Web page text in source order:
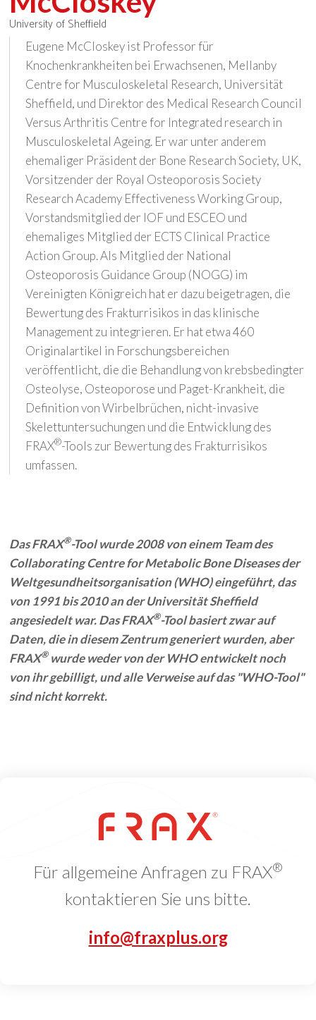
University of Sheffield
Eugene McCloskey ist Professor für
Knochenkrankheiten bei Erwachsenen, Mellanby
Centre for Musculoskeletal Research, Universität
Sheffield, und Direktor des Medical Research Council
Versus Arthritis Centre for Integrated research in
Musculoskeletal Ageing. Er war unter anderem
ehemaliger Präsident der Bone Research Society, UK,
Vorsitzender der Royal Osteoporosis Society
Research Academy Effectiveness Working Group,
Vorstandsmitglied der IOF und ESCEO und
ehemaliges Mitglied der ECTS Clinical Practice
Action Group. Als Mitglied der National
Osteoporosis Guidance Group (NOGG) im
Vereinigten Königreich hat er dazu beigetragen, die
Bewertung des Frakturrisikos in das klinische
Management zu integrieren. Er hat etwa 460
Originalartikel in Forschungsbereichen
veröffentlicht, die die Behandlung von krebsbedingter
Osteolyse, Osteoporose und Paget-Krankheit, die
Definition von Wirbelbrüchen, nicht-invasive
Skelettuntersuchungen und die Entwicklung des
FRAX®-Tools zur Bewertung des Frakturrisikos
umfassen.
Das FRAX®-Tool wurde 2008 von einem Team des
Collaborating Centre for Metabolic Bone Diseases der
Weltgesundheitsorganisation (WHO) eingeführt, das
von 1991 bis 2010 an der Universität Sheffield
angesiedelt war. Das FRAX®-Tool basiert zwar auf
Daten, die in diesem Zentrum generiert wurden, aber
FRAX®wurde weder von der WHO entwickelt noch
von ihr gebilligt, und alle Verweise auf das "WHO-Tool"
sind nicht korrekt.
Für allgemeine Anfragen zu FRAX®
kontaktieren Sie uns bitte.
info@fraxplus.org